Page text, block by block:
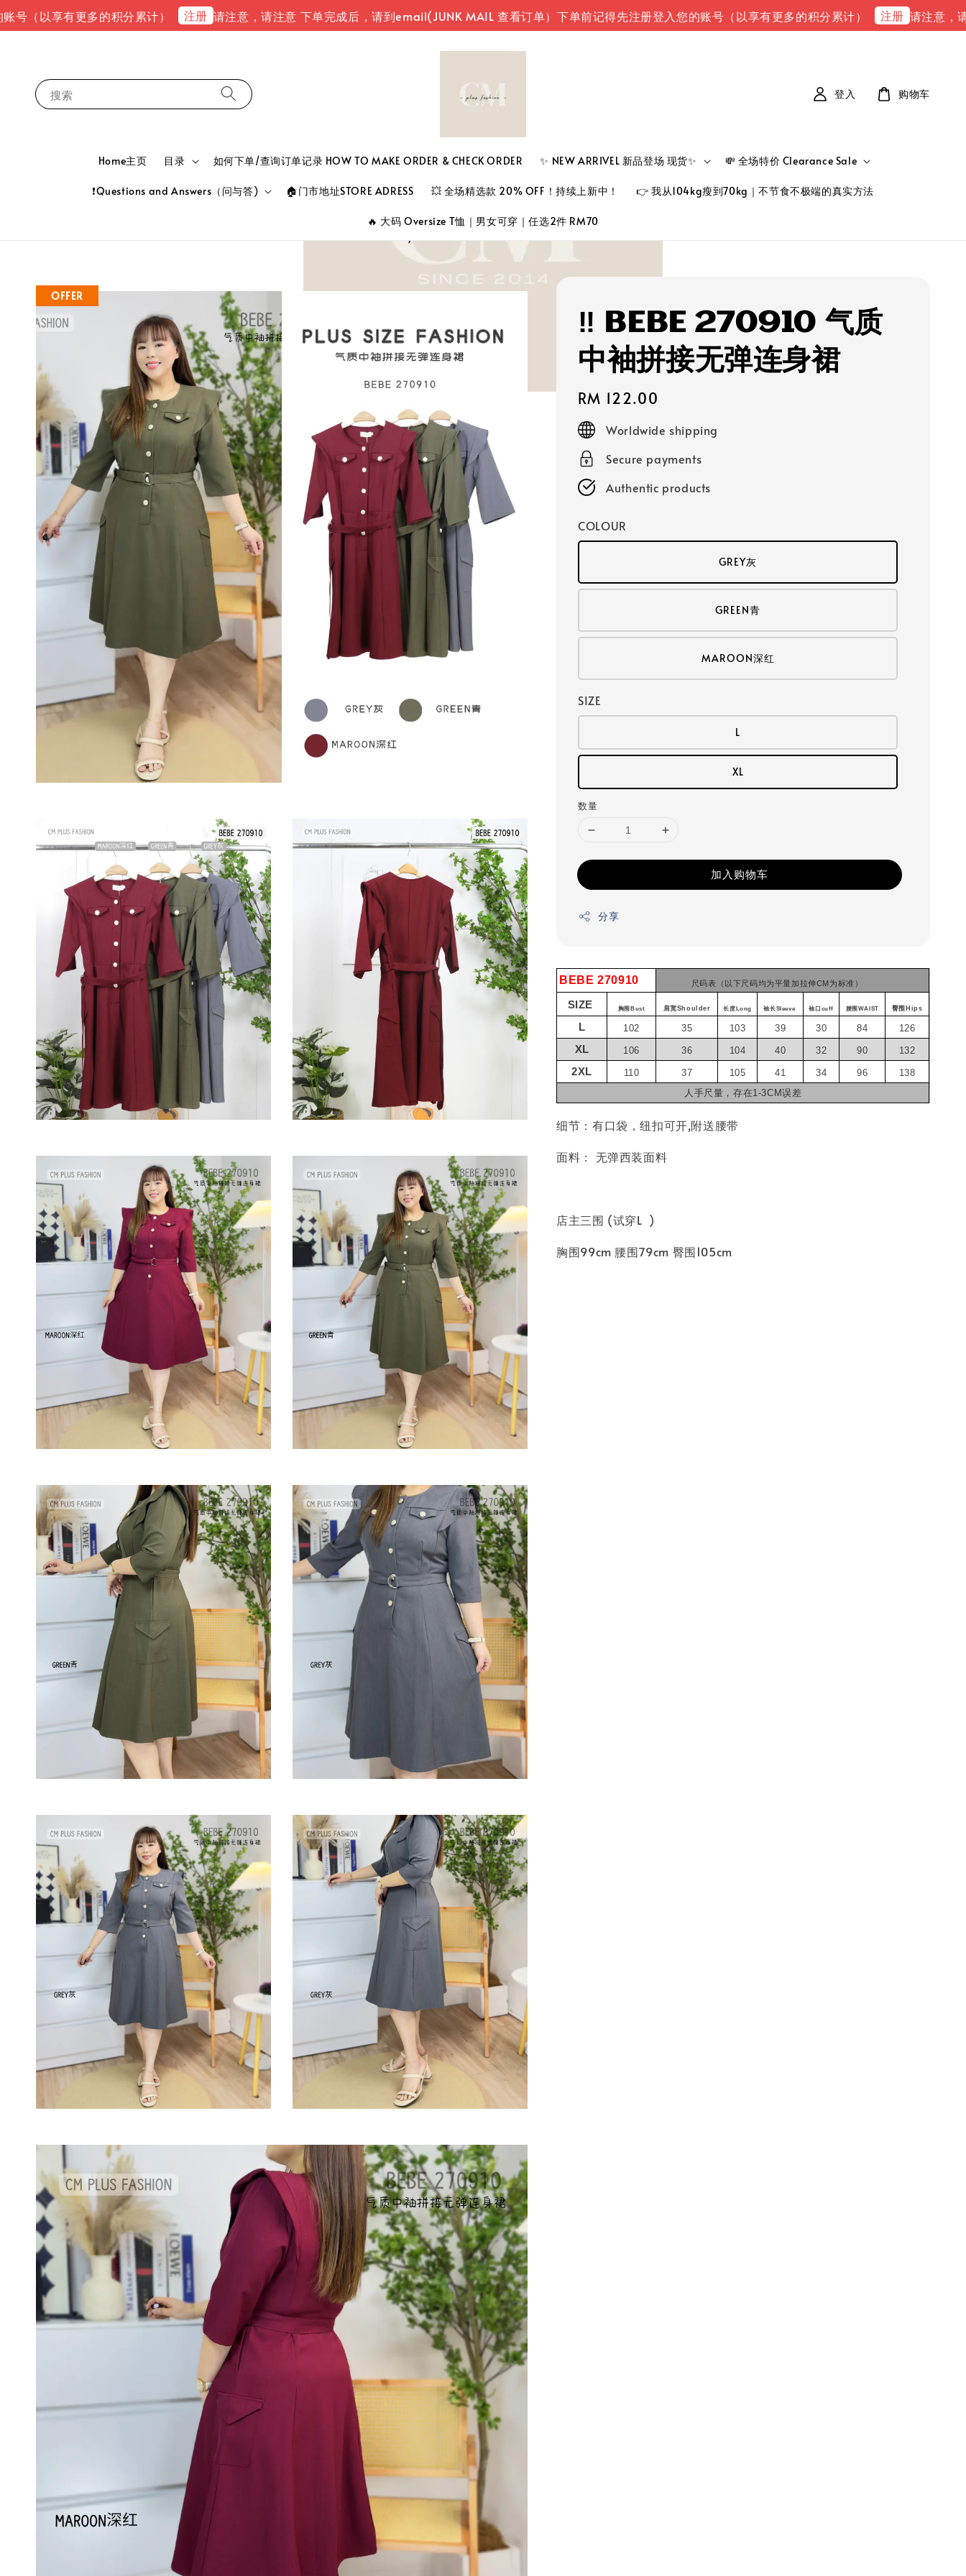
享有更多的积分累计） 注册 请注意，请注意 下单完成后，请到email(JUNK MAIL 查看订单）下单前记得先注册登入您的账号（以享有更多的积分累计） 注册 请注意，请注意
搜索
Home主页 目录 如何下单/查询订单记录 HOW TO MAKE ORDER & CHECK ORDER ✨ NEW ARRIVEL 新品登场 现货✨ 💸 全场特价 Clearance Sale
❗Questions and Answers（问与答) 🏠门市地址STORE ADRESS 💥 全场精选款 20% OFF！持续上新中！ 👉 我从104kg瘦到70kg｜不节食不极端的真实方法
🔥 大码 Oversize T恤｜男女可穿｜任选2件 RM70
登入 购物车
OFFER
‼️ BEBE 270910 气质
中袖拼接无弹连身裙
Regular
price
RM 122.00
Worldwide shipping
Secure payments
Authentic products
COLOUR
GREY灰
GREEN青
MAROON深红
SIZE
L
XL
数量
加入购物车
分享
BEBE 270910 尺码表（以下尺码均为平量加拉伸CM为标准）
SIZE 胸围Bust 肩宽Shoulder 长度Long 袖长Sleeve 袖口cuff 腰围WAIST 臀围Hips
L 102 35 103 39 30 84 126
XL 106 36 104 40 32 90 132
2XL 110 37 105 41 34 96
138
人手尺量，存在1-3CM误差
细节：有口袋，纽扣可开,附送腰带
面料： 无弹西装面料
店主三围 (试穿L )
胸围99cm 腰围79cm 臀围105cm